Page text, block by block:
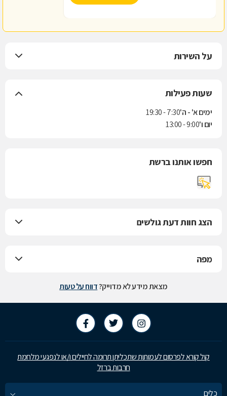
על השירות
שעות פעילות
ימים א' - ה'7:30 - 19:30
יום ו'9:00 - 13:00
חפשו אותנו ברשת
הצג חוות דעת גולשים
מפה
מצאת מידע לא מדוייק?דווח על טעות
קול קורא לפרסום לעמותות שתכליתן תרומה לחיילים ו/או לנפגעי מלחמת
חרבות ברזל
כלים